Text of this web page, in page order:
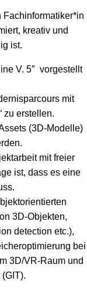
Fachinformatiker*in
kreativ und
ist.
V. 5″ vorgestellt
mit
zu erstellen.
(3D-Modelle)
mit freier
ist, dass es eine
3D-Objekten,
detection etc.),
bei
3D/VR-Raum und